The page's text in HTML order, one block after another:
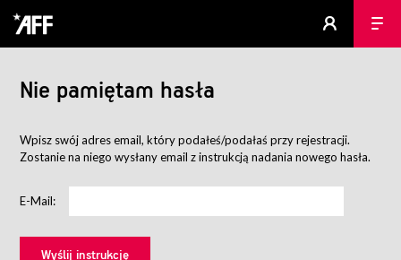
Nie pamiętam hasła
Wpisz swój adres email, który podałeś/podałaś przy rejestracji.
Zostanie na niego wysłany email z instrukcją nadania nowego hasła.
E-Mail: